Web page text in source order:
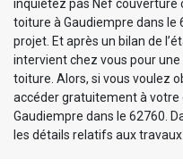
inquiétez pas Nef couverture
toiture à Gaudiempre dans le
projet. Et après un bilan de
intervient chez vous pour
toiture. Alors, si vous voulez
accéder gratuitement à votre
Gaudiempre dans le 62760.
les détails relatifs aux